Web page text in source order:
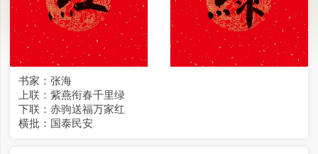
书家：张海
上联：紫燕衔春千里绿
下联：赤驹送福万家红
横批：国泰民安